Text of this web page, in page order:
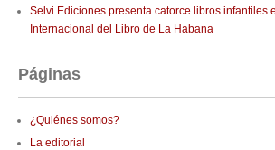
Selvi Ediciones presenta catorce libros infantiles
Internacional del Libro de La Habana
Páginas
¿Quiénes somos?
La editorial